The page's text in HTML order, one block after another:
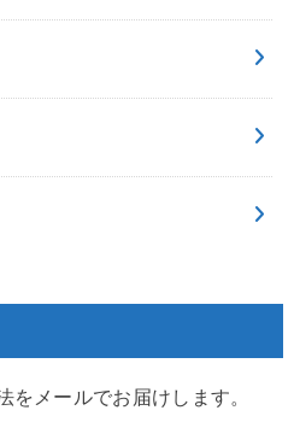
をメールでお届けします。